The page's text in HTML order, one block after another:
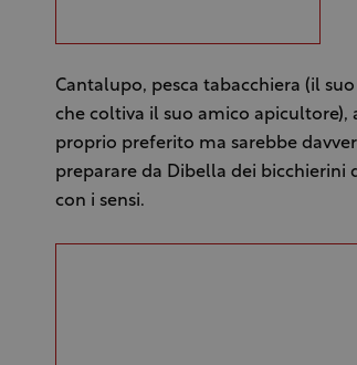
Cantalupo, pesca tabacchiera (il
che coltiva il suo amico apicultore),
proprio preferito ma sarebbe
preparare da Dibella dei bicchierini
con i sensi.